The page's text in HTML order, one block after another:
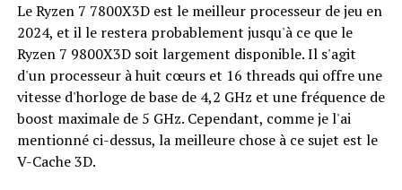
Le Ryzen 7 7800X3D est le meilleur processeur de jeu en
2024, et il le restera probablement jusqu'à ce que le
Ryzen 7 9800X3D soit largement disponible. Il s'agit
d'un processeur à huit cœurs et 16 threads qui offre une
vitesse d'horloge de base de 4,2 GHz et une fréquence de
boost maximale de 5 GHz. Cependant, comme je l'ai
mentionné ci-dessus, la meilleure chose à ce sujet est le
V-Cache 3D.